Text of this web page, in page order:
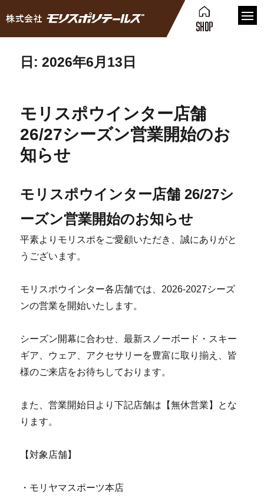
日:2026年6月13日
モリスポウインター店舗
26/27シーズン営業開始のお
知らせ
モリスポウインター店舗 26/27シ
ーズン営業開始のお知らせ
平素よりモリスポをご愛顧いただき、誠にありがと
うございます。
モリスポウインター各店舗では、2026-2027シーズ
ンの営業を開始いたします。
シーズン開幕に合わせ、最新スノーボード・スキー
ギア、ウェア、アクセサリーを豊富に取り揃え、皆
様のご来店をお待ちしております。
また、営業開始日より下記店舗は【無休営業】とな
ります。
【対象店舗】
・モリヤマスポーツ本店